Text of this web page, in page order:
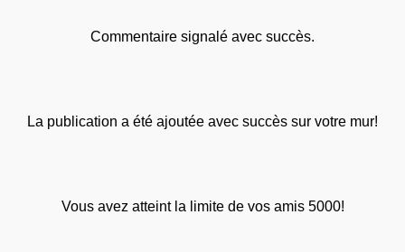
Commentaire signalé avec succès.
La publication a été ajoutée avec succès sur votre mur!
Vous avez atteint la limite de vos amis 5000!